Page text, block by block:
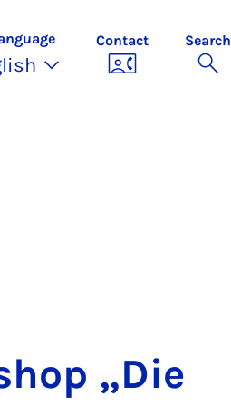
Contact Search
„Die